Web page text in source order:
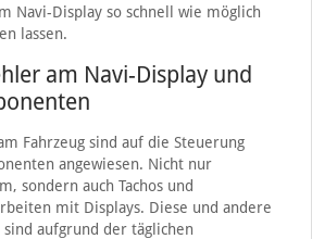
Navi-Display so schnell wie möglich
lassen.
am Navi-Display und
Fahrzeug sind auf die Steuerung
angewiesen. Nicht nur
sondern auch Tachos und
mit Displays. Diese und andere
aufgrund der täglichen